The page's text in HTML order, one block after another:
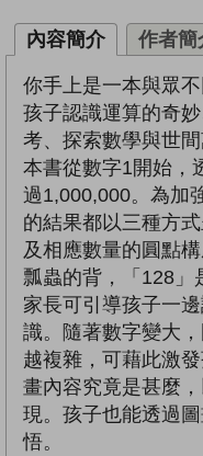
內容簡介 作者簡
你手上是一本與眾
孩子認識運算的奇
考、探索數學與世間
本書從數字1開始，
過1,000,000。為加
的結果都以三種方
及相應數量的圓點
瓢蟲的背，「128」
家長可引導孩子一
識。隨著數字變大
越複雜，可藉此激
畫內容究竟是甚麼
現。孩子也能透過
悟。